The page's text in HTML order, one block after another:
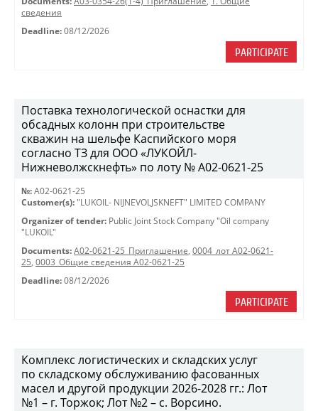
сведения
Deadline: 08/12/2026
PARTICIPATE
Поставка технологической оснастки для
обсадных колонн при строительстве
скважин на шельфе Каспийского моря
согласно ТЗ для ООО «ЛУКОЙЛ-
Нижневолжскнефть» по лоту № A02-0621-25
№: A02-0621-25
Customer(s): "LUKOIL- NIJNEVOLJSKNEFT" LIMITED COMPANY
Organizer of tender: Public Joint Stock Company "Oil company
"LUKOIL"
Documents: A02-0621-25_Приглашение, 0004_лот A02-0621-
25, 0003_Общие сведения A02-0621-25
Deadline: 08/12/2026
PARTICIPATE
Комплекс логистических и складских услуг
по складскому обслуживанию фасованных
масел и другой продукции 2026-2028 гг.: Лот
№1 – г. Торжок; Лот №2 – с. Ворсино.